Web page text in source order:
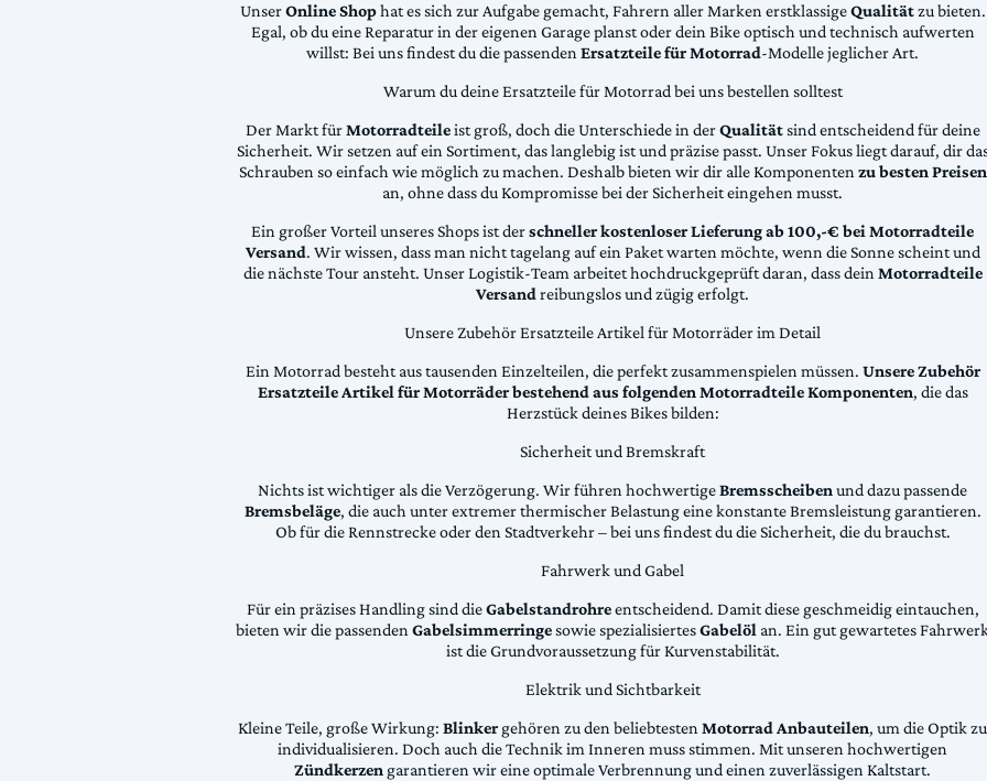
UnserOnline Shophat es sich zur Aufgabe gemacht, Fahrern aller Marken erstklassigeQualitätzu bieten.
Egal, ob du eine Reparatur in der eigenen Garage planst oder dein Bike optisch und technisch aufwerten
willst: Bei uns findest du die passendenErsatzteile für Motorrad-Modelle jeglicher Art.
Warum du deine Ersatzteile für Motorrad bei uns bestellen solltest
Der Markt fürMotorradteileist groß, doch die Unterschiede in derQualitätsind entscheidend für deine
Sicherheit. Wir setzen auf ein Sortiment, das langlebig ist und präzise passt. Unser Fokus liegt darauf, dir
Schrauben so einfach wie möglich zu machen. Deshalb bieten wir dir alle Komponentenzu besten Preisen
an, ohne dass du Kompromisse bei der Sicherheit eingehen musst.
Ein großer Vorteil unseres Shops ist derschneller kostenloser Lieferung ab 100,-€ bei Motorradteile
Versand. Wir wissen, dass man nicht tagelang auf ein Paket warten möchte, wenn die Sonne scheint und
die nächste Tour ansteht. Unser Logistik-Team arbeitet hochdruckgeprüft daran, dass deinMotorradteile
Versandreibungslos und zügig erfolgt.
Unsere Zubehör Ersatzteile Artikel für Motorräder im Detail
Ein Motorrad besteht aus tausenden Einzelteilen, die perfekt zusammenspielen müssen. Unsere Zubehör
Ersatzteile Artikel für Motorräder bestehend aus folgenden Motorradteile Komponenten, die das
Herzstück deines Bikes bilden:
Sicherheit und Bremskraft
Nichts ist wichtiger als die Verzögerung. Wir führen hochwertigeBremsscheibenund dazu passende
Bremsbeläge, die auch unter extremer thermischer Belastung eine konstante Bremsleistung garantieren.
Ob für die Rennstrecke oder den Stadtverkehr – bei uns findest du die Sicherheit, die du brauchst.
Fahrwerk und Gabel
Für ein präzises Handling sind dieGabelstandrohreentscheidend. Damit diese geschmeidig eintauchen,
bieten wir die passendenGabelsimmerringesowie spezialisiertesGabelöl an. Ein gut gewartetes
ist die Grundvoraussetzung für Kurvenstabilität.
Elektrik und Sichtbarkeit
Kleine Teile, große Wirkung: Blinker gehören zu den beliebtestenMotorrad Anbauteilen, um die Optik zu
individualisieren. Doch auch die Technik im Inneren muss stimmen. Mit unseren hochwertigen
Zündkerzen garantieren wir eine optimale Verbrennung und einen zuverlässigen Kaltstart.